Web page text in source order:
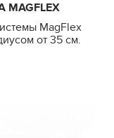
MagFlex
от 35 см.